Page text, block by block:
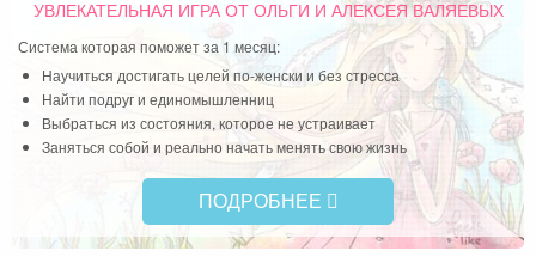
УВЛЕКАТЕЛЬНАЯ ИГРАОТ ОЛЬГИ И АЛЕКСЕЯ ВАЛЯЕВЫХ
Система которая поможет за 1 месяц:
Научиться достигать целей по-женски и без стресса
Найти подруг и единомышленниц
Выбраться из состояния, которое не устраивает
Заняться собой и реально начать менять свою жизнь
ПОДРОБНЕЕ